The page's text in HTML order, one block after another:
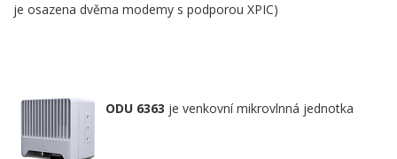
je osazena dvěma modemy s podporou XPIC)
ODU 6363 je venkovní mikrovlnná jednotka